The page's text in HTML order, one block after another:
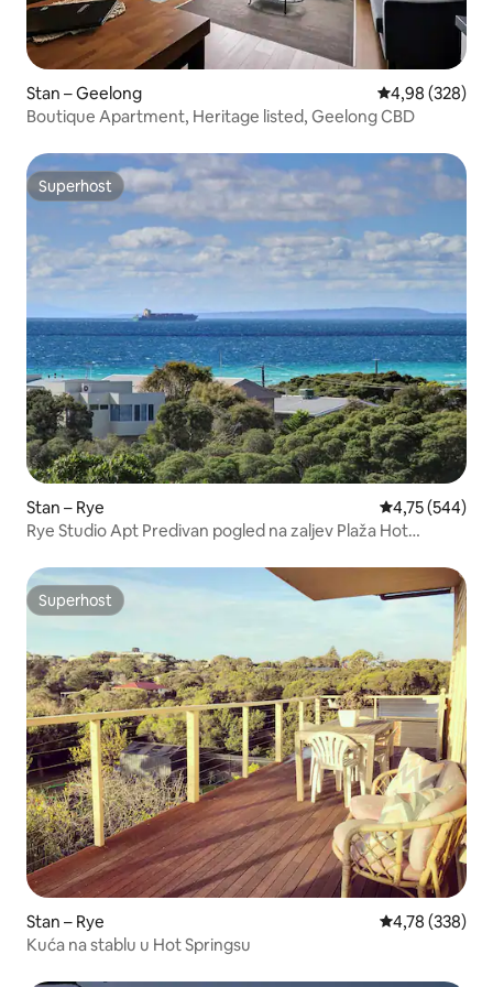
Stan – Geelong Prosječna
4,98 (328)
Boutique Apartment, Heritage listed, Geelong CBD
Superhost
Superhost
Stan – Rye Prosječna
4,75 (544)
Rye Studio Apt Predivan pogled na zaljev Plaža Hot
Superhost
Superhost
Stan – Rye Prosječna
4,78 (338)
Kuća na stablu u Hot Springsu